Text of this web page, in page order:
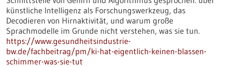
künstliche Intelligenz als Forschungswerkzeug, das
Decodieren von Hirnaktivität, und warum große
Sprachmodelle im Grunde nicht verstehen, was sie tun.
https://www.gesundheitsindustrie-
bw.de/fachbeitrag/pm/ki-hat-eigentlich-keinen-blassen-
schimmer-was-sie-tut